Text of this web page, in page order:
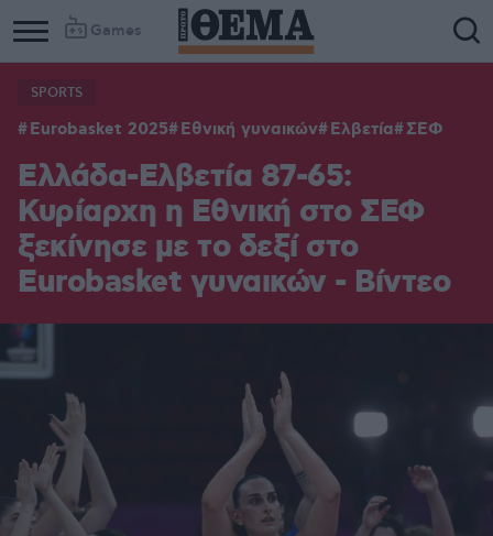
Games
SPORTS
Eurobasket 2025 Εθνική γυναικών Ελβετία ΣΕΦ
Ελλάδα-Ελβετία 87-65:
Κυρίαρχη η Εθνική στο ΣΕΦ
ξεκίνησε με το δεξί στο
Eurobasket γυναικών - Βίντεο